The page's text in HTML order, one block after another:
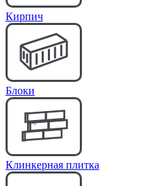
Кирпич
Блоки
Клинкерная плитка